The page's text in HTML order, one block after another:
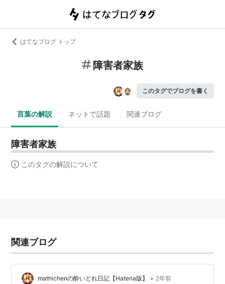
はてなブログ トップ
障害者家族
このタグでブログを書く
言葉の解説 ネットで話題 関連ブログ
障害者家族
このタグの解説について
関連ブログ
mathichenの酔いどれ日記【Hatena版】 • 2年前